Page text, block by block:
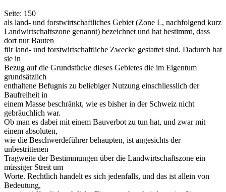
Seite: 150
als land- und forstwirtschaftliches Gebiet (Zone L, nachfolgend kurz
Landwirtschaftszone genannt) bezeichnet und hat bestimmt, dass
dort nur Bauten
für land- und forstwirtschaftliche Zwecke gestattet sind. Dadurch hat
sie in
Bezug auf die Grundstücke dieses Gebietes die im Eigentum
grundsätzlich
enthaltene Befugnis zu beliebiger Nutzung einschliesslich der
Baufreiheit in
einem Masse beschränkt, wie es bisher in der Schweiz nicht
gebräuchlich war.
Ob man es dabei mit einem Bauverbot zu tun hat, und zwar mit
einem absoluten,
wie die Beschwerdeführer behaupten, ist angesichts der
unbestrittenen
Tragweite der Bestimmungen über die Landwirtschaftszone ein
müssiger Streit um
Worte. Rechtlich handelt es sich jedenfalls, und das ist allein von
Bedeutung,